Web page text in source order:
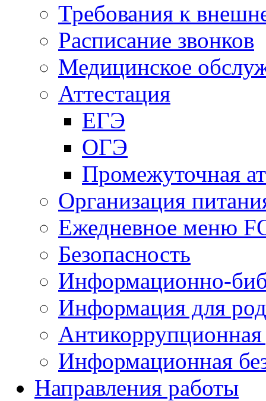
Требования к
Расписание звонков
Медицинское
Аттестация
ЕГЭ
ОГЭ
Промежуточная
Организация
Ежедневное меню
Безопасность
Информационно-
Информация для
Антикоррупционная
Информационная
Направления работы